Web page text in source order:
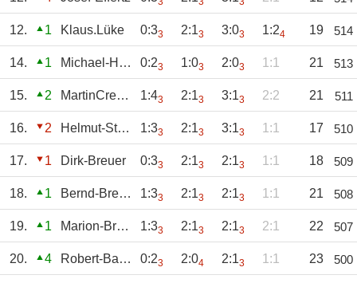
12. 1 Klaus.Lüke 0:33 2:13 3:03 1:24 19 514
14. 1 Michael-Hermann 0:23 1:03 2:03 1:1 21 513
15. 2 MartinCremer 1:43 2:13 3:13 2:2 21 511
16. 2 Helmut-Staeven 1:33 2:13 3:13 1:1 17 510
17. 1 Dirk-Breuer 0:33 2:13 2:13 1:1 18 509
18. 1 Bernd-Breuer 1:33 2:13 2:13 1:1 21 508
19. 1 Marion-Breuer 1:33 2:13 2:13 2:1 22 507
20. 4 Robert-Baum 0:23 2:04 2:13 1:1 23 500